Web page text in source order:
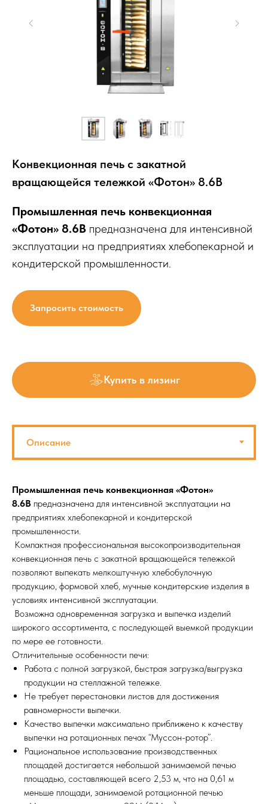
Конвекционная печь с закатной
вращающейся тележкой «Фотон» 8.6В
Промышленная печь конвекционная
«Фотон» 8.6В предназначена для интенсивной
эксплуатации на предприятиях хлебопекарной и
кондитерской промышленности.
Запросить стоимость
Купить в лизинг
Промышленная печь конвекционная «Фотон»
8.6В предназначена для интенсивной эксплуатации на
предприятиях хлебопекарной и кондитерской
промышленности.
Компактная профессиональная высокопроизводительная
конвекционная печь с закатной вращающейся тележкой
позволяют выпекать мелкоштучную хлебобулочную
продукцию, формовой хлеб, мучные кондитерские изделия в
условиях интенсивной эксплуатации.
Возможна одновременная загрузка и выпечка изделий
широкого ассортимента, с последующей выемкой продукции
по мере ее готовности.
Отличительные особенности печи:
Работа с полной загрузкой, быстрая загрузка/выгрузка
продукции на стеллажной тележке.
Не требует перестановки листов для достижения
равномерности выпечки.
Качество выпечки максимально приближено к качеству
выпечки на ротационных печах “Муссон-ротор”.
Рациональное использование производственных
площадей достигается небольшой занимаемой печью
площадью, составляющей всего 2,53 м, что на 0,61 м
меньше площади, занимаемой ротационной печью